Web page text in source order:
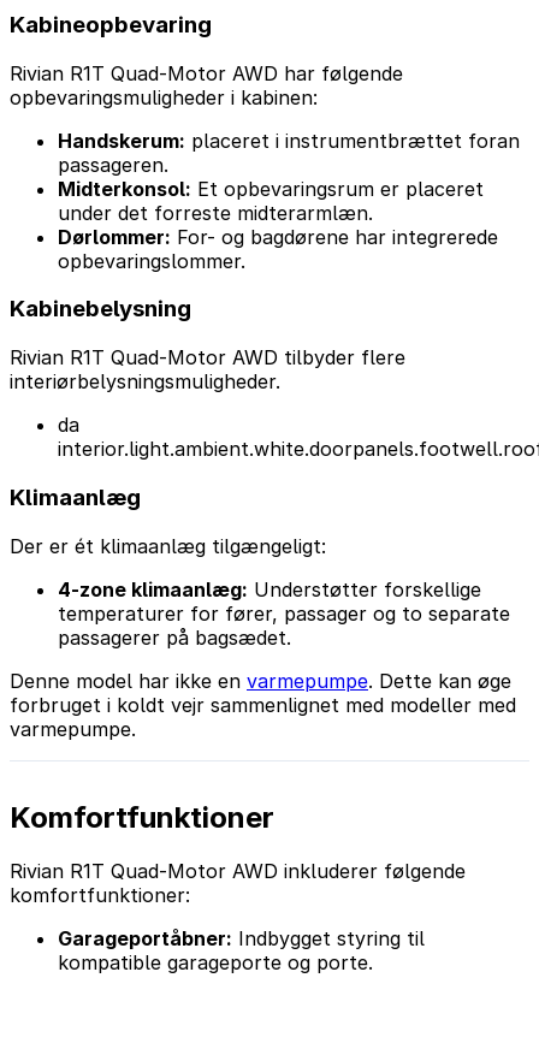
Kabineopbevaring
Rivian R1T Quad-Motor AWD har følgende
opbevaringsmuligheder i kabinen:
Handskerum: placeret i instrumentbrættet foran
passageren.
Midterkonsol: Et opbevaringsrum er placeret
under det forreste midterarmlæn.
Dørlommer: For- og bagdørene har integrerede
opbevaringslommer.
Kabinebelysning
Rivian R1T Quad-Motor AWD tilbyder flere
interiørbelysningsmuligheder.
da
Klimaanlæg
Der er ét klimaanlæg tilgængeligt:
4-zone klimaanlæg: Understøtter forskellige
temperaturer for fører, passager og to separate
passagerer på bagsædet.
Denne model har ikke en varmepumpe. Dette kan øge
forbruget i koldt vejr sammenlignet med modeller med
varmepumpe.
Komfortfunktioner
Rivian R1T Quad-Motor AWD inkluderer følgende
komfortfunktioner:
Garageportåbner: Indbygget styring til
kompatible garageporte og porte.